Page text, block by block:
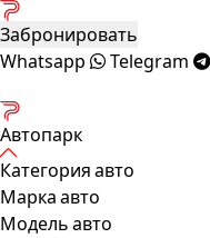
Забронировать
Whatsapp
Telegram
Автопарк
Категория авто
Марка авто
Модель авто